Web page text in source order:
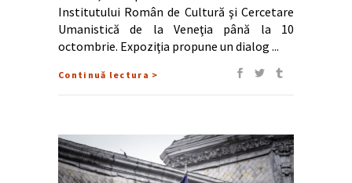
Institutului Român de Cultură şi Cercetare
Umanistică de la Veneţia până la 10
octombrie. Expoziţia propune un dialog
Continuă lectura >